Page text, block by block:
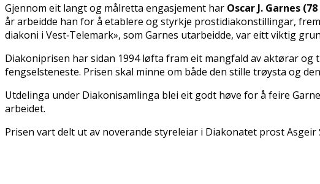
Gjennom eit langt og målretta engasjement har Oscar J. Garnes (78
år arbeidde han for å etablere og styrkje prostidiakonstillingar,
diakoni i Vest‑Telemark», som Garnes utarbeidde, var eitt viktig
Diakoniprisen har sidan 1994 løfta fram eit mangfald av aktørar
fengselsteneste. Prisen skal minne om både den stille trøysta og
Utdelinga under Diakonisamlinga blei eit godt høve for å feire
arbeidet.
Prisen vart delt ut av noverande styreleiar i Diakonatet prost Asgeir